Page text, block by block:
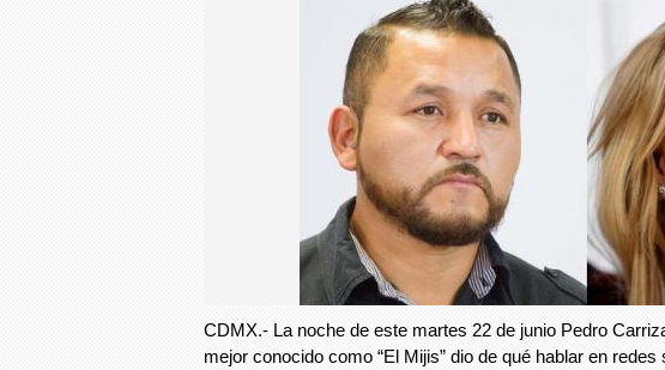
CDMX.- La noche de este martes 22 de junio Pedro
mejor conocido como “El Mijis” dio de qué hablar en redes